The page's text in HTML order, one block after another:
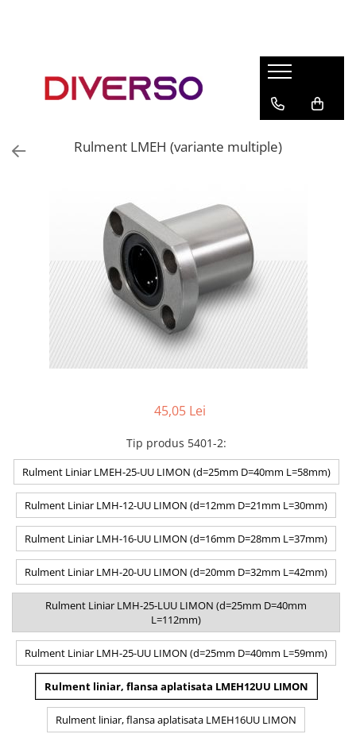
ASA
MULTIMATERIAL
Rulment LMEH (variante multiple)
45,05 Lei
Tip produs 5401-2:
Rulment Liniar LMEH-25-UU LIMON (d=25mm D=40mm L=58mm)
Rulment Liniar LMH-12-UU LIMON (d=12mm D=21mm L=30mm)
Rulment Liniar LMH-16-UU LIMON (d=16mm D=28mm L=37mm)
Rulment Liniar LMH-20-UU LIMON (d=20mm D=32mm L=42mm)
Rulment Liniar LMH-25-LUU LIMON (d=25mm D=40mm
L=112mm)
Rulment Liniar LMH-25-UU LIMON (d=25mm D=40mm L=59mm)
Rulment liniar, flansa aplatisata LMEH12UU LIMON
Rulment liniar, flansa aplatisata LMEH16UU LIMON